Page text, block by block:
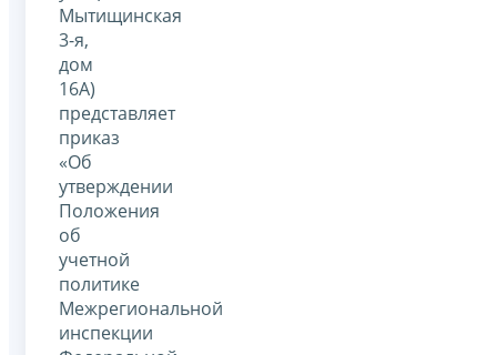
Мытищинская
3-я,
дом
16А)
представляет
приказ
«Об
утверждении
Положения
об
учетной
политике
Межрегиональной
инспекции